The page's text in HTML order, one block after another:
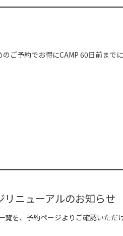
のご予約でお得にCAMP 60日前まで
リニューアルのお知らせ
覧を、予約ページよりご確認いただ